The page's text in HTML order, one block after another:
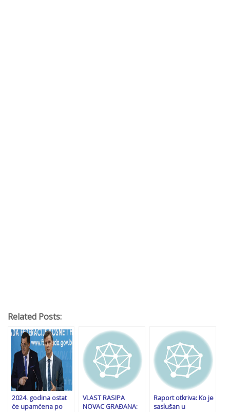
Related Posts:
2024. godina ostat
će upamćena po
VLAST RASIPA
NOVAC GRAĐANA:
Raport otkriva: Ko je
saslušan u